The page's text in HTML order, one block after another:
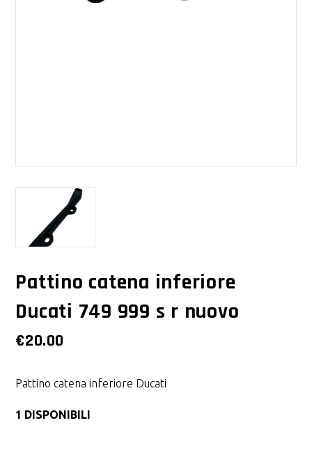
Pattino catena inferiore
Ducati 749 999 s r nuovo
€20.00
Pattino catena inferiore Ducati
1 DISPONIBILI